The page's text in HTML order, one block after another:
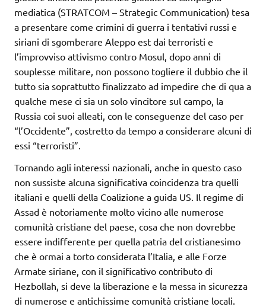
mediatica (STRATCOM – Strategic Communication) tesa
a presentare come crimini di guerra i tentativi russi e
siriani di sgomberare Aleppo est dai terroristi e
l’improvviso attivismo contro Mosul, dopo anni di
souplesse militare, non possono togliere il dubbio che il
tutto sia soprattutto finalizzato ad impedire che di qua a
qualche mese ci sia un solo vincitore sul campo, la
Russia coi suoi alleati, con le conseguenze del caso per
“l’Occidente”, costretto da tempo a considerare alcuni di
essi “terroristi”.
Tornando agli interessi nazionali, anche in questo caso
non sussiste alcuna significativa coincidenza tra quelli
italiani e quelli della Coalizione a guida US. Il regime di
Assad è notoriamente molto vicino alle numerose
comunità cristiane del paese, cosa che non dovrebbe
essere indifferente per quella patria del cristianesimo
che è ormai a torto considerata l’Italia, e alle Forze
Armate siriane, con il significativo contributo di
Hezbollah, si deve la liberazione e la messa in sicurezza
di numerose e antichissime comunità cristiane locali.